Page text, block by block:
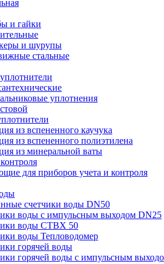
и гайки
и шурупы
стальные
уплотнения
из вспененного каучука
из вспененного полиэтилена
из минеральной ваты
для приборов учета и контроля
счетчики воды DN50
воды с импульсным выходом DN25
воды СТВХ 50
воды Тепловодомер
горячей воды
горячей воды с импульсным